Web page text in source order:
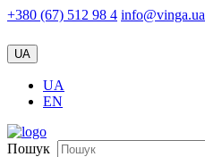
+380 (67) 512 98 4 info@vinga.ua
UA
UA
EN
Пошук